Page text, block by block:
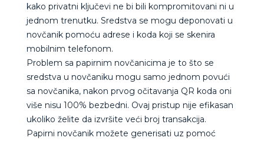
kako privatni ključevi ne bi bili kompromitovani ni u
jednom trenutku. Sredstva se mogu deponovati u
novčanik pomoću adrese i koda koji se skenira
mobilnim telefonom.
Problem sa papirnim novčanicima je to što se
sredstva u novčaniku mogu samo jednom povući
sa novčanika, nakon prvog očitavanja QR koda oni
više nisu 100% bezbedni. Ovaj pristup nije efikasan
ukoliko želite da izvršite veći broj transakcija.
Papirni novčanik možete generisati uz pomoć